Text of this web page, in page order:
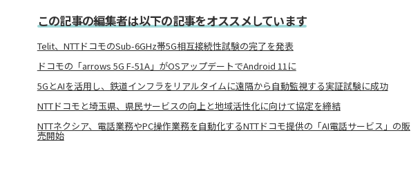
この記事の編集者は以下の記事をオススメしています
Telit、NTTドコモのSub-6GHz帯5G相互接続性試験の完了を発表
ドコモの「arrows 5G F-51A」がOSアップデートでAndroid 11に
5GとAIを活用し、鉄道インフラをリアルタイムに遠隔から自動監視する実証試験に成功
NTTドコモと埼玉県、県民サービスの向上と地域活性化に向けて協定を締結
NTTネクシア、電話業務やPC操作業務を自動化するNTTドコモ提供の「AI電話サービス」の販
売開始